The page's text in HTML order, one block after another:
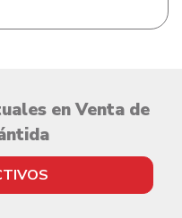
en Venta de